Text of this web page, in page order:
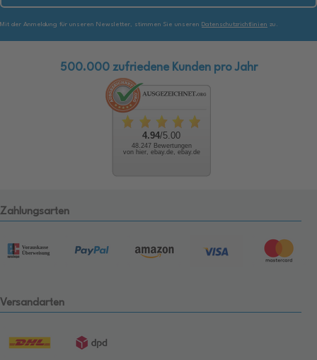
Mit der Anmeldung für unseren Newsletter, stimmen Sie unseren Datenschutzrichtlinien zu.
500.000 zufriedene Kunden pro Jahr
4.94/5.00
48.247 Bewertungen
von hier, ebay.de, ebay.de
Zahlungsarten
Versandarten